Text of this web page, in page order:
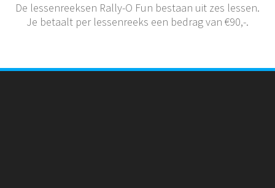
De lessenreeksen Rally-O Fun bestaan uit zes lessen.
Je betaalt per lessenreeks een bedrag van €90,-.